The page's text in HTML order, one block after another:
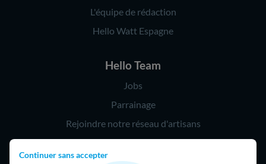
Continuer sans accepter
L'équipe de rédaction
Hello Watt Espagne
Hello Team
Jobs
Parrainage
Rejoindre notre réseau d'artisans
Hello !